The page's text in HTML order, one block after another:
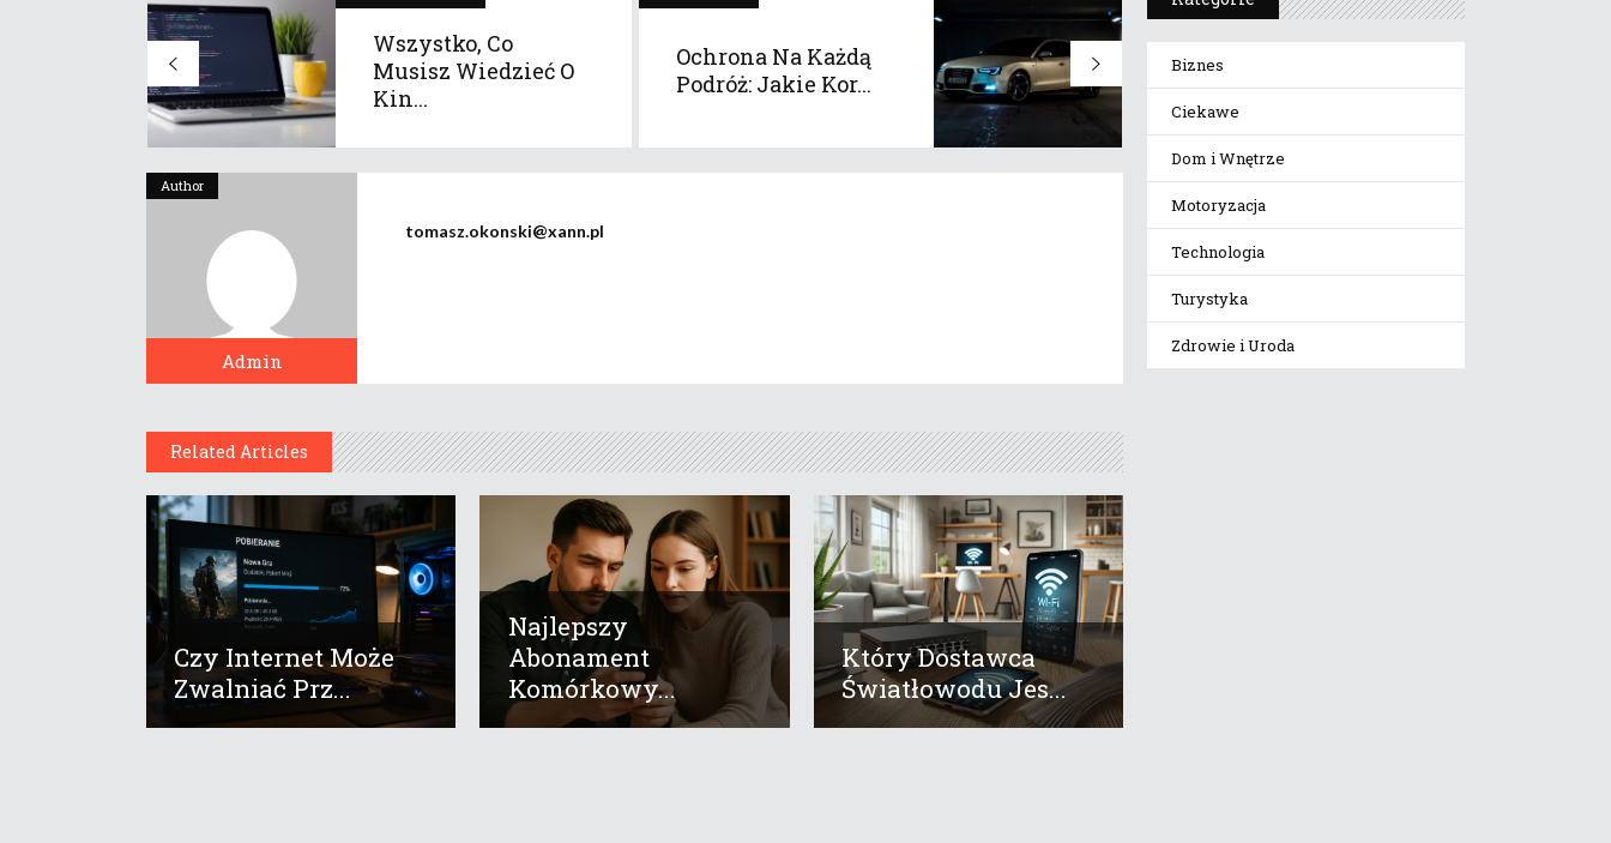
Wszystko, Co
Musisz Wiedzieć O
Kin...
Ochrona Na Każdą
Podróż: Jakie Kor...
Author
Admin
tomasz.okonski@xann.pl
Related Articles
Czy Internet Może
Zwalniać Prz...
Najlepszy
Abonament
Komórkowy...
Który Dostawca
Światłowodu Jes...
Biznes
Ciekawe
Dom i Wnętrze
Motoryzacja
Technologia
Turystyka
Zdrowie i Uroda